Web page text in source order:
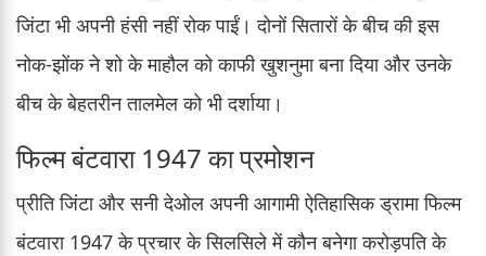
जिंटा भी अपनी हंसी नहीं रोक पाईं। दोनों सितारों के बीच की इस
नोक-झोंक ने शो के माहौल को काफी खुशनुमा बना दिया और उनके
बीच के बेहतरीन तालमेल को भी दर्शाया।
फिल्म बंटवारा 1947 का प्रमोशन
प्रीति जिंटा और सनी देओल अपनी आगामी ऐतिहासिक ड्रामा फिल्म
बंटवारा 1947 के प्रचार के सिलसिले में कौन बनेगा करोड़पति के